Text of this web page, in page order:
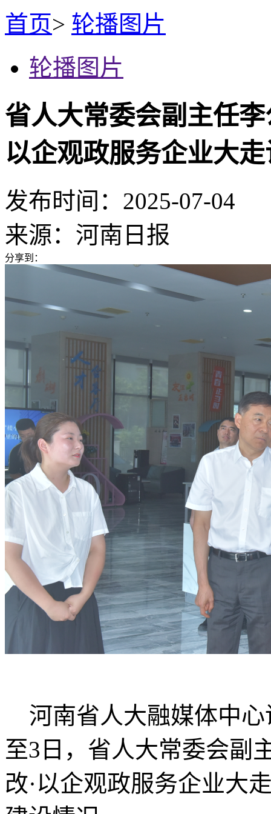
首页> 轮播图片
轮播图片
省人大常委会副主任
以企观政服务企业大
发布时间：2025-07-04
来源： 河南日报
分享到：
河南省人大融媒体中心
至3日，省人大常委会副
改·以企观政服务企业大